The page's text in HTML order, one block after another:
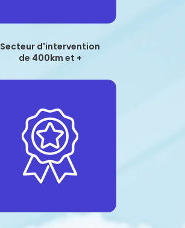
Secteur d'intervention
de 400km et +